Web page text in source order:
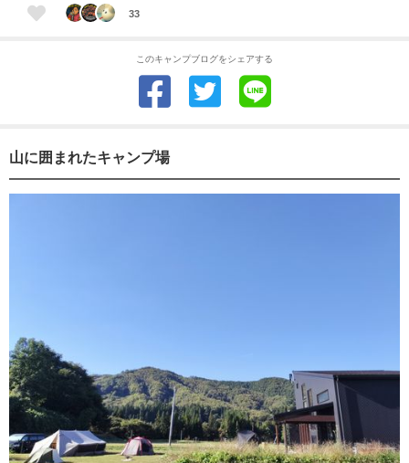
33
このキャンプブログをシェアする
山に囲まれたキャンプ場